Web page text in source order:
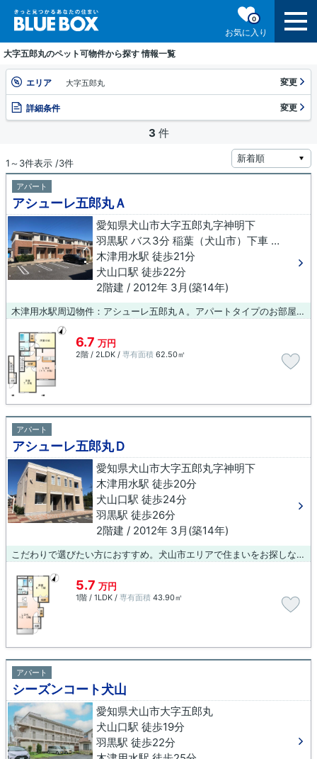
お気に入り
0
大字五郎丸のペット可物件から探す 情報一覧
エリア 大字五郎丸 変更
詳細条件 変更
3 件
1～3件表示 /3件
アパート
アシューレ五郎丸Ａ
愛知県犬山市大字五郎丸字神明下
羽黒駅 バス3分 稲葉（犬山市）下車 徒歩15分
木津用水駅 徒歩21分
犬山口駅 徒歩22分
2階建 / 2012年 3月(築14年)
木津用水駅周辺物件：アシューレ五郎丸Ａ。アパートタイプのお部屋です。犬山市エリアや木津用水付近までのお引っ越しをご検討されているなら、お問い合わせやご連絡をお待ちしております。知識が豊富なスタッフがご対応させて頂きます。
6.7 万円
2階 / 2LDK / 専有面積 62.50㎡
アパート
アシューレ五郎丸Ｄ
愛知県犬山市大字五郎丸字神明下
木津用水駅 徒歩20分
犬山口駅 徒歩24分
羽黒駅 徒歩26分
2階建 / 2012年 3月(築14年)
こだわりで選びたい方におすすめ。犬山市エリアで住まいをお探しなら「アシューレ五郎丸Ｄ」。住む人のことも考えられている満足度の高いアパートです。数多くの物件をご用意しております。お客様のご希望の物件をお選び下さい。スタッフ一同、ご協力させて頂きます。
5.7 万円
1階 / 1LDK / 専有面積 43.90㎡
アパート
シーズンコート犬山
愛知県犬山市大字五郎丸
犬山口駅 徒歩19分
羽黒駅 徒歩22分